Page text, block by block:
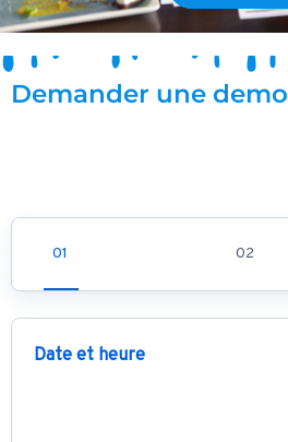
Demander une demo
Date et heure